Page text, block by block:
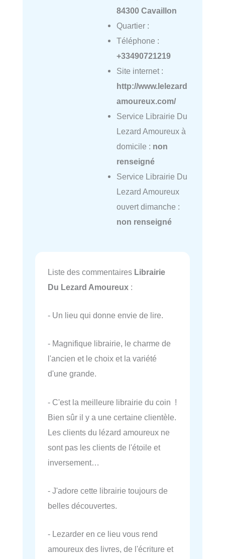
84300 Cavaillon
Quartier :
Téléphone :
+33490721219
Site internet :
http://www.lelezard
amoureux.com/
Service Librairie Du
Lezard Amoureux à
domicile : non
renseigné
Service Librairie Du
Lezard Amoureux
ouvert dimanche :
non renseigné
Liste des commentaires Librairie
Du Lezard Amoureux :
- Un lieu qui donne envie de lire.
- Magnifique librairie, le charme de
l'ancien et le choix et la variété
d'une grande.
- C'est la meilleure librairie du coin !
Bien sûr il y a une certaine clientèle.
Les clients du lézard amoureux ne
sont pas les clients de l'étoile et
inversement…
- J'adore cette librairie toujours de
belles découvertes.
- Lezarder en ce lieu vous rend
amoureux des livres, de l'écriture et